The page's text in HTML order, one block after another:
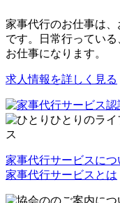
家事代行のお仕事は
です。日常行ってい
お仕事になります。
求人情報を詳しく見る
家事代行サービスにつ
家事代行サービスとは